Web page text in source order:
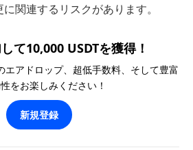
関連するリスクがあります。
て10,000 USDTを獲得！
エアドロップ、超低手数料、そして豊富
をお楽しみください！
新規登録